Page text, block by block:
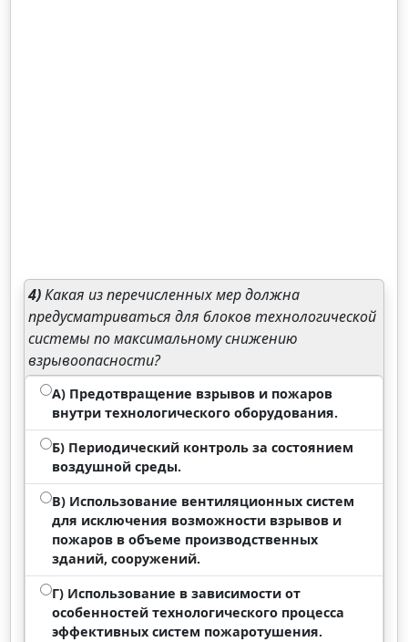
4)Какая из перечисленных мер должна
предусматриваться для блоков технологической
системы по максимальному снижению
взрывоопасности?
А) Предотвращение взрывов и пожаров
внутри технологического оборудования.
Б) Периодический контроль за состоянием
воздушной среды.
В) Использование вентиляционных систем
для исключения возможности взрывов и
пожаров в объеме производственных
зданий, сооружений.
Г) Использование в зависимости от
особенностей технологического процесса
эффективных систем пожаротушения.